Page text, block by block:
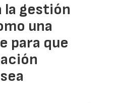
la gestión
una
para que